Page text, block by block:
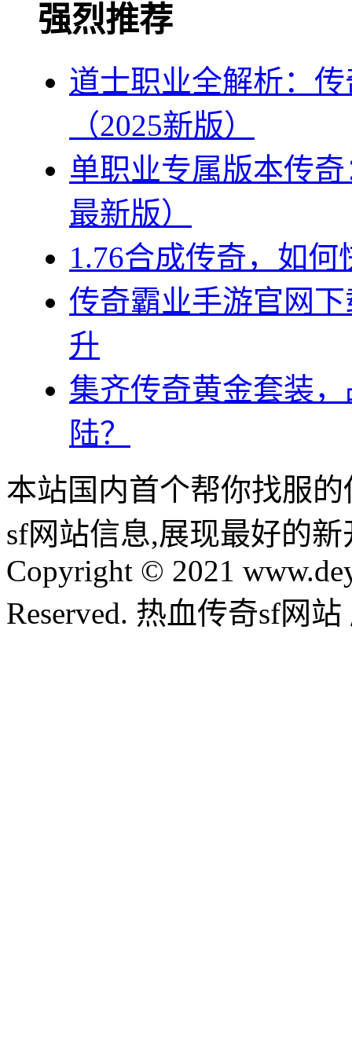
强烈推荐
道士职业全解析：
（2025新版）
单职业专属版本传
最新版）
1.76合成传奇，如
传奇霸业手游官网
升
集齐传奇黄金套装
陆？
本站国内首个帮你找服
sf网站信息,展现最好的
Copyright © 2021
Reserved. 热血传奇sf网